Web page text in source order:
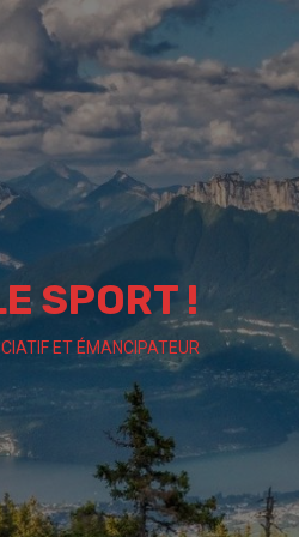
SPORT !
ET ÉMANCIPATEUR